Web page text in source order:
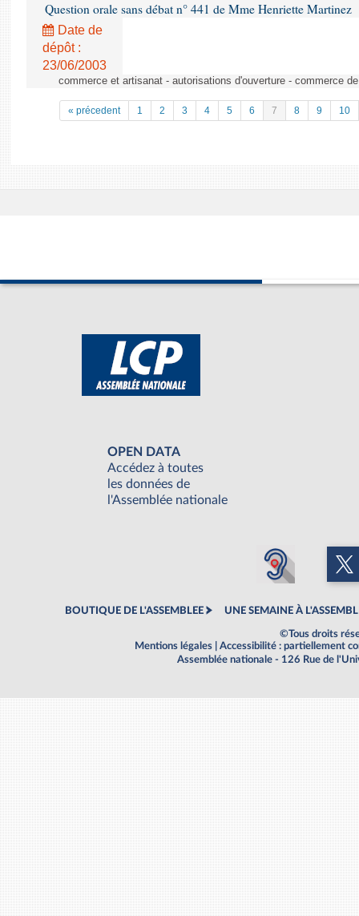
Question orale sans débat n° 441 de Mme Henriette Martinez
Date de
dépôt :
23/06/2003
commerce et artisanat - autorisations d'ouverture - commerce
« précedent 1 2 3 4 5 6 7 8 9 10
OPEN DATA
Accédez à toutes
les données de
l'Assemblée nationale
BOUTIQUE DE L'ASSEMBLEE UNE SEMAINE À
©Tous droits
Mentions légales
Accessibilité : partiellement
Assemblée nationale - 126 Rue de